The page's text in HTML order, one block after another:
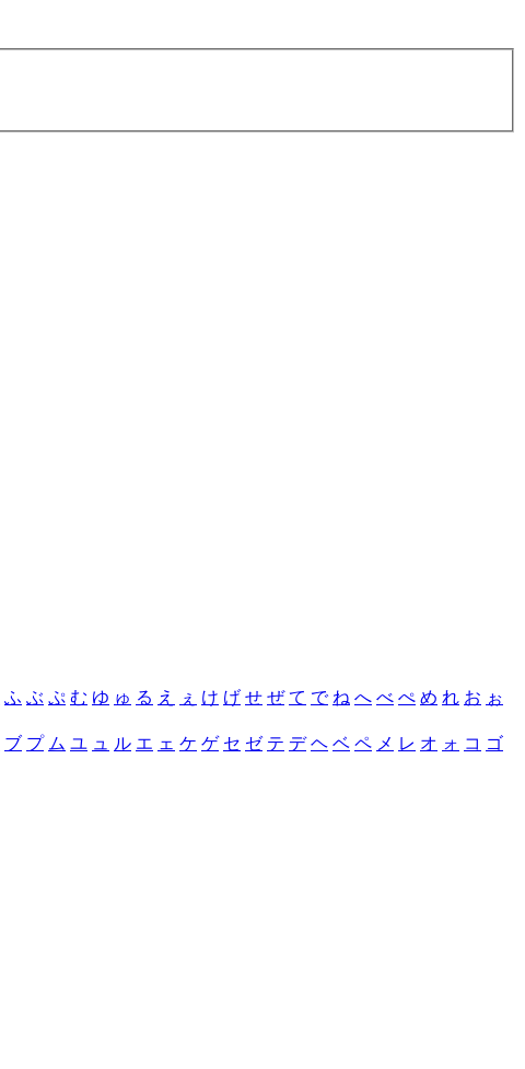
ふ ぶ ぷ む ゆ ゅ る え ぇ け げ せ ぜ て で ね へ べ ぺ め れ お ぉ
ブ プ ム ユ ュ ル エ ェ ケ ゲ セ ゼ テ デ ヘ ベ ペ メ レ オ ォ コ ゴ